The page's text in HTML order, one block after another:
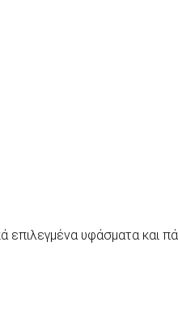
επιλεγμένα υφάσματα και